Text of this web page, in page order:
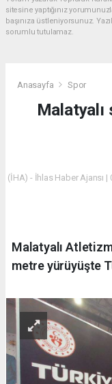
sitesine yaptığınız
başınıza üstleniyorsunuz.
sorumlu tutulamaz.
Anasayfa Spor
Malatyalı
(İHA) - İhlas Haber Ajansı |
Malatyalı
metre yürüyüşte